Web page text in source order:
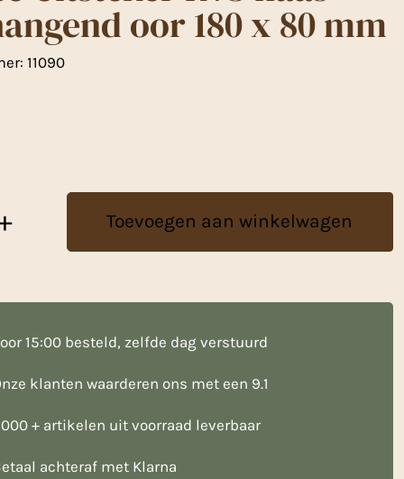
oor 180 x 80 mm
11090
Toevoegen aan winkelwagen
15:00 besteld, zelfde dag verstuurd
klanten waarderen ons met een 9.1
+ artikelen uit voorraad leverbaar
achteraf met Klarna